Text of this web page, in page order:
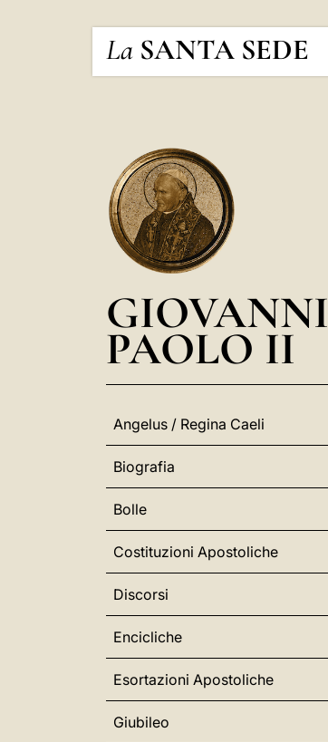
La SANTA SEDE
GIOVANNI
PAOLO II
Angelus / Regina Caeli
Biografia
Bolle
Costituzioni Apostoliche
Discorsi
Encicliche
Esortazioni Apostoliche
Giubileo